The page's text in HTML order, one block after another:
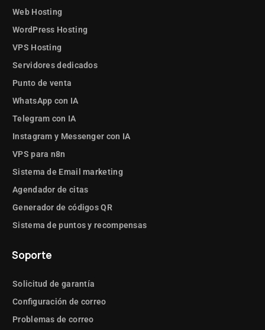
Web Hosting
WordPress Hosting
VPS Hosting
Servidores dedicados
Punto de venta
WhatsApp con IA
Telegram con IA
Instagram y Messenger con IA
VPS para n8n
Sistema de Email marketing
Agendador de citas
Generador de códigos QR
Sistema de puntos y recompensas
Soporte
Solicitud de garantía
Configuración de correo
Problemas de correo